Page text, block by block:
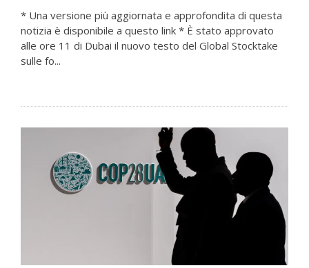
* Una versione più aggiornata e approfondita di questa
notizia è disponibile a questo link * È stato approvato
alle ore 11 di Dubai il nuovo testo del Global Stocktake
sulle fo...